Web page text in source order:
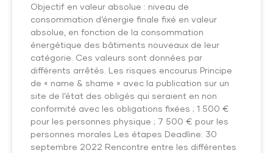
Objectif en valeur absolue : niveau de
consommation d’énergie finale fixé en valeur
absolue, en fonction de la consommation
énergétique des bâtiments nouveaux de leur
catégorie. Ces valeurs sont données par
différents arrêtés. Les risques encourus Principe
de « name & shame » avec la publication sur un
site de l’état des obligés qui seraient en non
conformité avec les obligations fixées ; 1 500 €
pour les personnes physique ; 7 500 € pour les
personnes morales Les étapes Deadline: 30
septembre 2022 Rencontre entre les différentes